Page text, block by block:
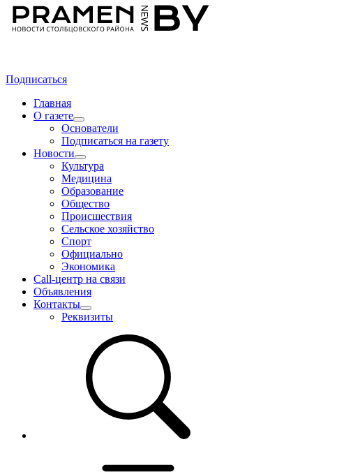
Подписаться
Главная
О газете
Основатели
Подписаться на газету
Новости
Культура
Медицина
Образование
Общество
Происшествия
Сельское хозяйство
Спорт
Официально
Экономика
Call-центр на связи
Объявления
Контакты
Реквизиты